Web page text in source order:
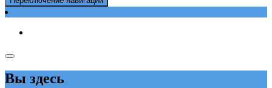
Вы здесь